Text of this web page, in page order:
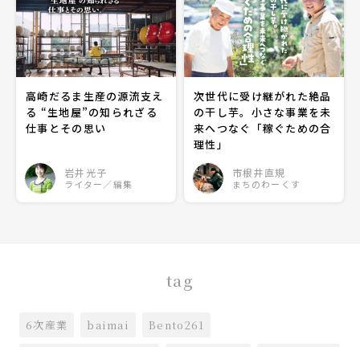
高崎だるま生産の源流支え
る “生地屋”の知られざる
仕事とその思い
岩井光子
ライター／編集
次世代に受け継がれた絶品
の干し芋。小さな事業を未
来へつなぐ「稼ぐための合
理性」
市根井直規
まちのわーくす
tag
6次産業 baimai Bento261